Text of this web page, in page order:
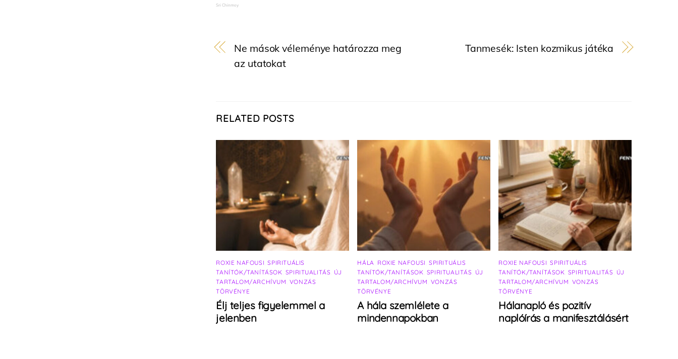
Sri Chinmoy
Ne mások véleménye határozza meg
az utatokat
Tanmesék: Isten kozmikus játéka
RELATED POSTS
ROXIE NAFOUSI ,SPIRITUÁLIS
TANÍTÓK/TANÍTÁSOK SPIRITUALITÁS ÚJ
TARTALOM/ARCHÍVUM VONZÁS
TÖRVÉNYE
Élj teljes figyelemmel a
jelenben
HÁLA ROXIE NAFOUSI SPIRITUÁLIS
TANÍTÓK/TANÍTÁSOK SPIRITUALITÁS ÚJ
TARTALOM/ARCHÍVUM VONZÁS
TÖRVÉNYE
A hála szemlélete a
mindennapokban
ROXIE NAFOUSI ,SPIRITUÁLIS
TANÍTÓK/TANÍTÁSOK SPIRITUALITÁS ÚJ
TARTALOM/ARCHÍVUM VONZÁS
TÖRVÉNYE
Hálanapló és pozitív
naplóírás a manifesztálásért